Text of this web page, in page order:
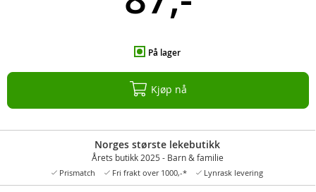
På lager
Kjøp nå
Norges største lekebutikk
Årets butikk 2025 - Barn & familie
Prismatch Fri frakt over 1000,-* Lynrask levering